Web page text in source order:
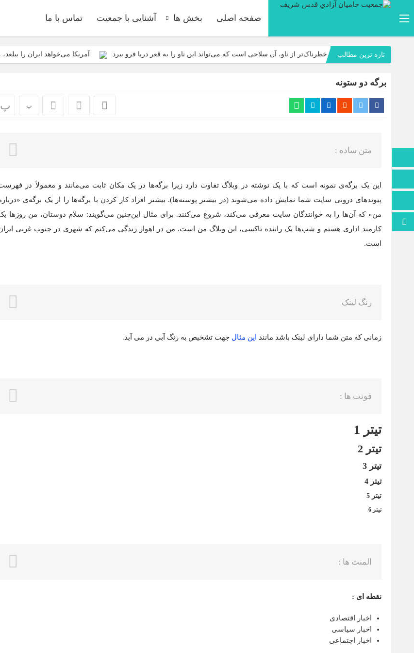
صفحه اصلی بخش ها آشنایی با جمعیت تماس با ما
صفحه نخست
اطلاعات سایت
تازه ترین مطالب خطرناک‌تر از ناو، آن سلاحی است که می‌تواند این ناو را به قعر دریا فرو ببرد آمریکا می‌خواهد ایران را
بدون تردید، ملّت ایران در جنگ دوازده‌روزه، به معنای واقعی کلمه، هم آمریکا را شکست داد، هم صهیونیست‌ها را
برگه دو ستونه
پ پ
متن ساده :
این یک برگه‌ی نمونه است که با یک نوشته در وبلاگ تفاوت دارد زیرا برگه‌ها در یک مکان ثابت می‌مانند و معمولاً در
پیوندهای درونی سایت شما نمایش داده می‌شوند (در بیشتر پوسته‌ها). بیشتر افراد کار کردن با برگه‌ها را از یک برگه‌ی
من» که آن‌ها را به خوانندگان سایت معرفی می‌کند، شروع می‌کنند. برای مثال این‌چنین می‌گویند: سلام دوستان، من روزها
کارمند اداری هستم و شب‌ها یک راننده تاکسی، این وبلاگ من است. من در اهواز زندگی می‌کنم که شهری در جنوب غربی
است.
رنگ لینک
زمانی که متن شما دارای لینک باشد مانند این مثال جهت تشخیص به رنگ آبی در می آید.
فونت ها :
تیتر 1
تیتر 2
تیتر 3
تیتر 4
تیتر 5
تیتر 6
المنت ها :
نقطه ای :
اخبار اقتصادی
اخبار سیاسی
اخبار اجتماعی